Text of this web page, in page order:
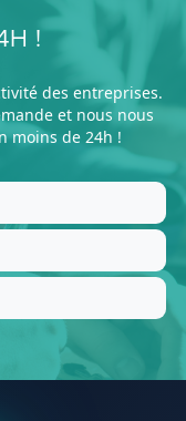
!
des entreprises.
et nous nous
moins de 24h !